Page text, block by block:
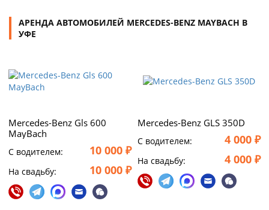
АРЕНДА АВТОМОБИЛЕЙ MERCEDES-BENZ MAYBACH В
УФЕ
Mercedes-Benz Gls 600
MayBach
C водителем: 10 000 ₽
На свадьбу: 10 000 ₽
Mercedes-Benz GLS 350D
C водителем: 4 000 ₽
На свадьбу: 4 000 ₽